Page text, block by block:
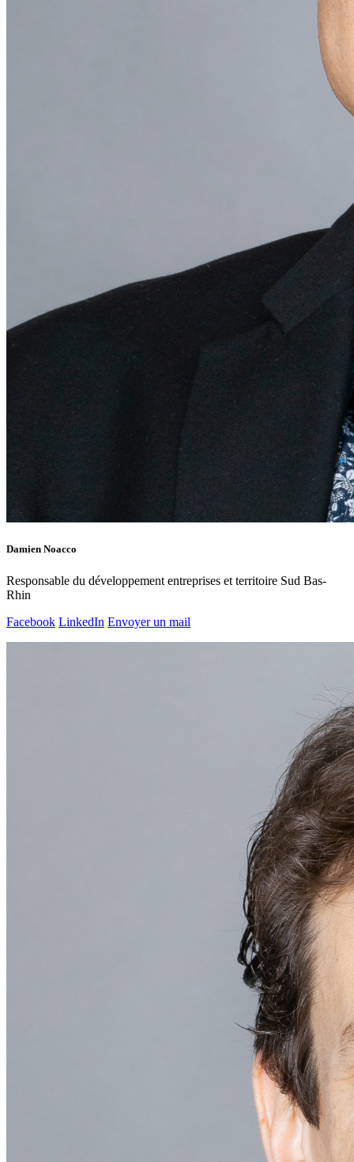
Damien Noacco
Responsable du développement entreprises et territoire Sud Bas-
Rhin
Facebook LinkedIn Envoyer un mail